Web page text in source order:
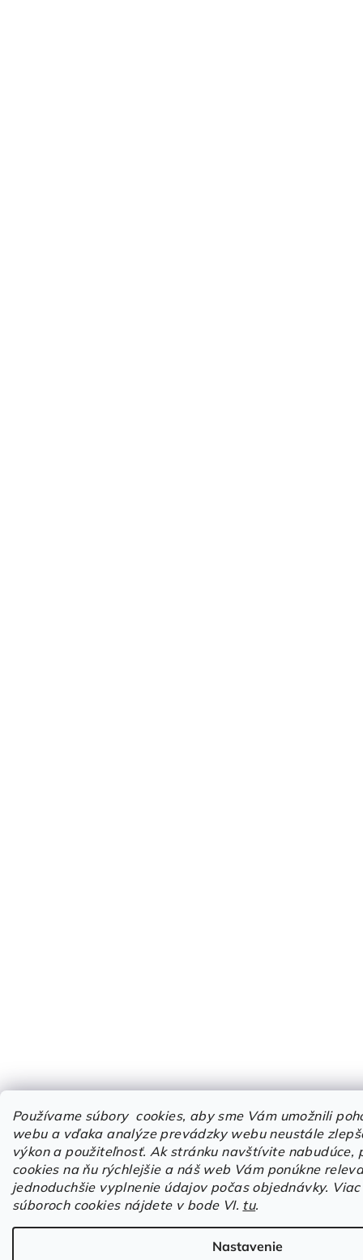
Používame súbory cookies, aby sme Vám umožnili
webu a vďaka analýze prevádzky webu neustále
výkon a použiteľnosť. Ak stránku navštívite nabudúce,
cookies na ňu rýchlejšie a náš web Vám ponúkne
jednoduchšie vyplnenie údajov počas objednávky.
súboroch cookies nájdete v bode VI. tu.
Nastavenie